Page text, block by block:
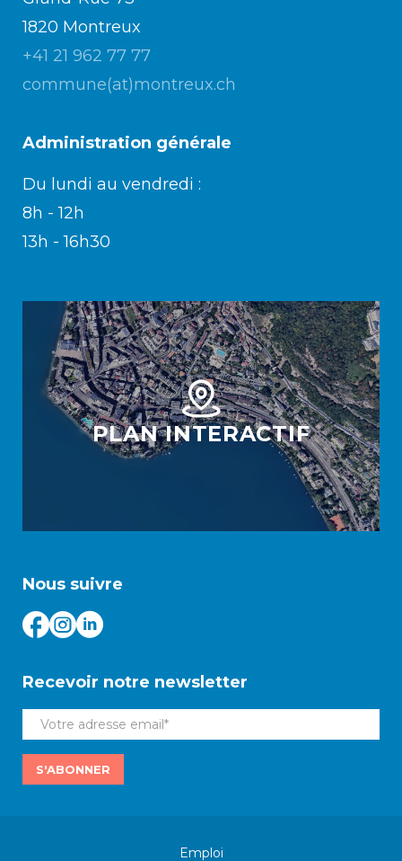
1820 Montreux
+41 21 962 77 77
commune(at)montreux.ch
Administration générale
Du lundi au vendredi :
8h - 12h
13h - 16h30
PLAN INTERACTIF
Nous suivre
Recevoir notre newsletter
S'ABONNER
Emploi